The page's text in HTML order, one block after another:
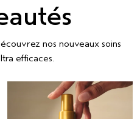
nos nouveaux soins
efficaces.